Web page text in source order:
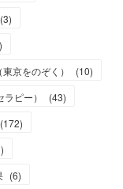
(3)
)
京をのぞく） (10)
ピー） (43)
(172)
)
(6)